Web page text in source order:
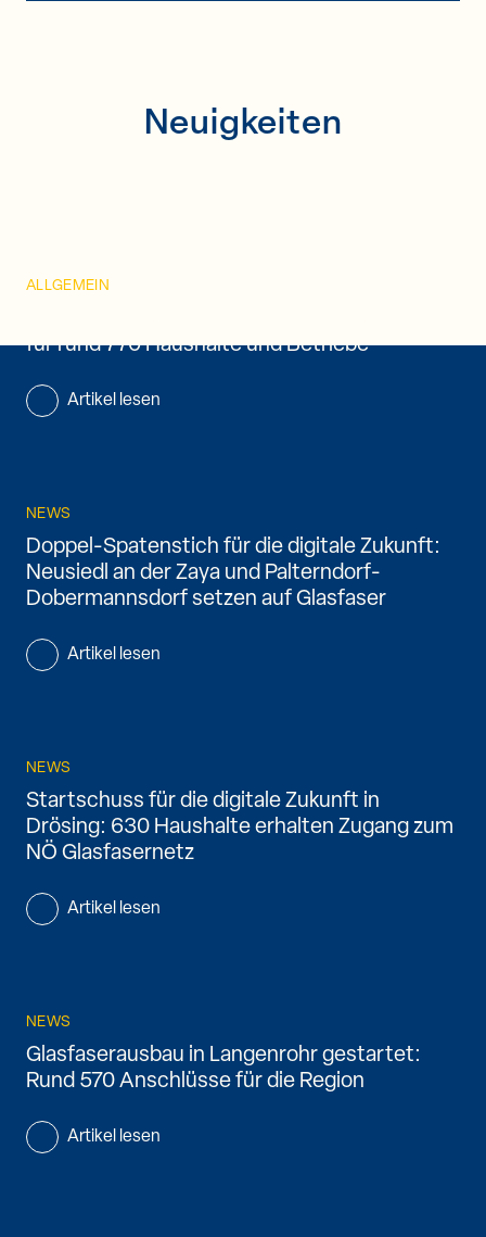
Neuigkeiten
ALLGEMEIN
für rund 770 Haushalte und Betriebe
Artikel lesen
NEWS
Doppel-Spatenstich für die digitale Zukunft:
Neusiedl an der Zaya und Palterndorf-
Dobermannsdorf setzen auf Glasfaser
Artikel lesen
NEWS
Startschuss für die digitale Zukunft in
Drösing: 630 Haushalte erhalten Zugang zum
NÖ Glasfasernetz
Artikel lesen
NEWS
Glasfaserausbau in Langenrohr gestartet:
Rund 570 Anschlüsse für die Region
Artikel lesen